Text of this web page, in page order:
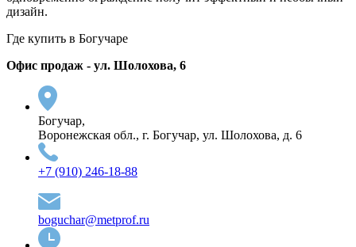
дизайн.
Где купить в Богучаре
Офис продаж - ул. Шолохова, 6
Богучар,
Воронежская обл., г. Богучар, ул. Шолохова, д. 6
+7 (910) 246-18-88
boguchar@metprof.ru